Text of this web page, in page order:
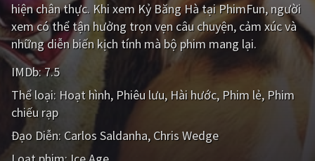
Âu - Mỹ Trung Quốc - Hồng Kông
Hàn Quốc Nhật Bản
Ấn Độ
Tổng hợp
CẬP NHẬT
hiện chân thực. Khi xem Kỷ Băng Hà tại PhimFun, người
xem có thể tận hưởng trọn vẹn câu chuyện, cảm xúc và
những diễn biến kịch tính mà bộ phim mang lại.
IMDb:7.5
Thể loại: Hoạt hình Phiêu lưu Hài hước Phim lẻ Phim
chiếu rạp
Đạo Diễn: Carlos Saldanha Chris Wedge